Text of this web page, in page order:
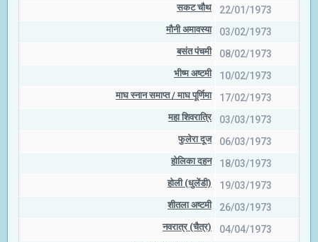
सकट चौथ 22/01/1973
मौनी अमावस्या 03/02/1973
बसंत पंचमी 08/02/1973
भीष्म अष्टमी 10/02/1973
माघ स्नान समाप्त / माघ पूर्णिमा 17/02/1973
महा शिवरात्रि 03/03/1973
फुलेरा दूज 06/03/1973
होलिका दहन 18/03/1973
होली (धुलेंडी) 19/03/1973
शीतला अष्टमी 26/03/1973
नवरात्र (चैत्र) 04/04/1973